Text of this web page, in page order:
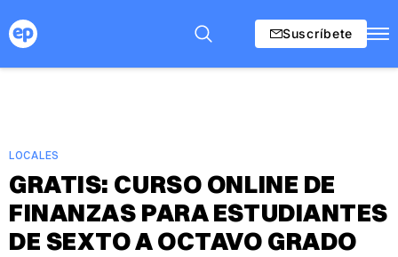
Suscríbete
LOCALES
GRATIS: CURSO ONLINE DE
FINANZAS PARA ESTUDIANTES
DE SEXTO A OCTAVO GRADO